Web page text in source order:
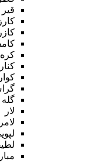
قیر
کوار
گله
لار